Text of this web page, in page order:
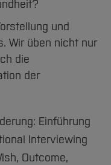
und
Wir üben nicht nur
die
der
Einführung
Interviewing
Outcome,